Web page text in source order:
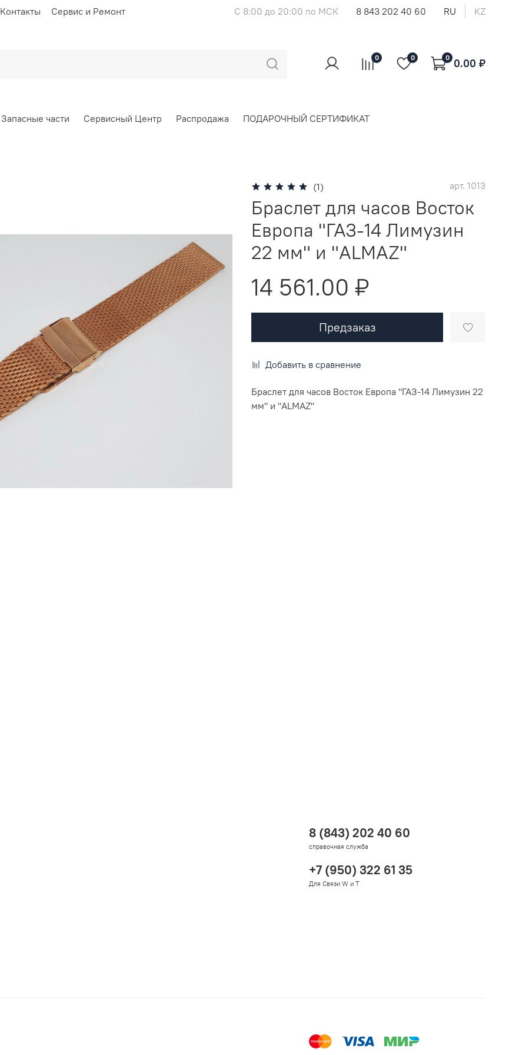
Контакты Сервис и Ремонт С 8:00 до 20:00 по МСК 8 843 202 40 60 RU KZ
0 0 0 0.00 ₽
Запасные части Сервисный Центр Распродажа ПОДАРОЧНЫЙ СЕРТИФИКАТ
(1) арт. 1013
Браслет для часов Восток
Европа "ГАЗ-14 Лимузин
22 мм" и "ALMAZ"
14 561.00 ₽
Предзаказ
Добавить в сравнение
Браслет для часов Восток Европа "ГАЗ-14 Лимузин 22
мм" и "ALMAZ"
8 (843) 202 40 60
справочная служба
+7 (950) 322 61 35
Для Связи W и T